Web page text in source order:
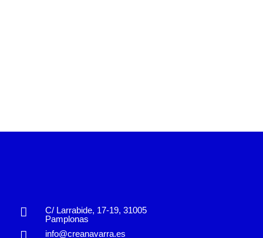
C/ Larrabide, 17-19, 31005
Pamplonas
info@creanavarra.es